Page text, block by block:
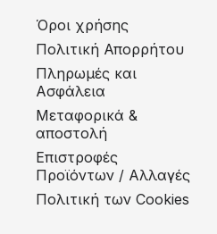
Όροι χρήσης
Πολιτική Απορρήτου
Πληρωμές και
Ασφάλεια
Μεταφορικά &
αποστολή
Eπιστροφές
Προϊόντων / Αλλαγές
Πολιτική των Cookies